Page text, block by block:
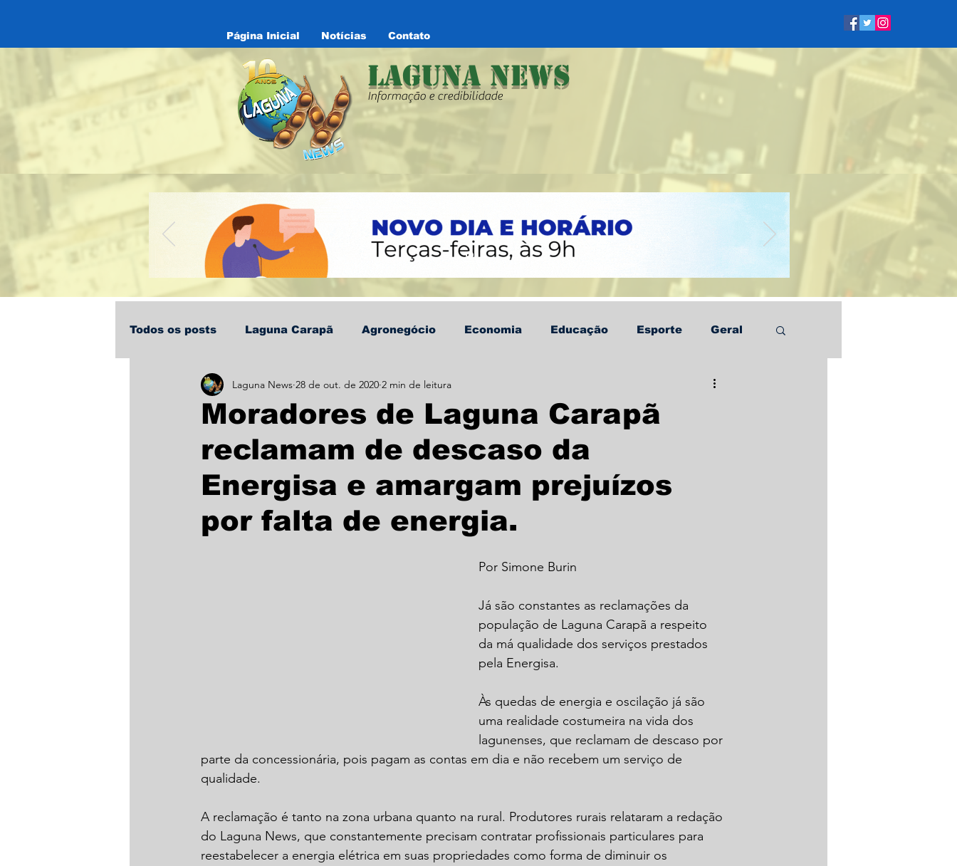
Página Inicial Notícias Contato
Laguna News
Informação e credibilidade
Todos os posts Laguna Carapã Agronegócio Economia Educação Esporte Geral
Policial Política Saúde Informe Publicitário
Moradores de Laguna Carapã
reclamam de descaso da
Energisa e amargam prejuízos
por falta de energia.
Laguna News 28 de out. de 2020 2 min de leitura
Por Simone Burin
Já são constantes as reclamações da
população de Laguna Carapã a respeito
da má qualidade dos serviços prestados
pela Energisa.
Às quedas de energia e oscilação já são
uma realidade costumeira na vida dos
lagunenses, que reclamam de descaso por
parte da concessionária, pois pagam as contas em dia e não recebem um serviço de
qualidade.
A reclamação é tanto na zona urbana quanto na rural. Produtores rurais relataram a redação
do Laguna News, que constantemente precisam contratar profissionais particulares para
reestabelecer a energia elétrica em suas propriedades como forma de diminuir os